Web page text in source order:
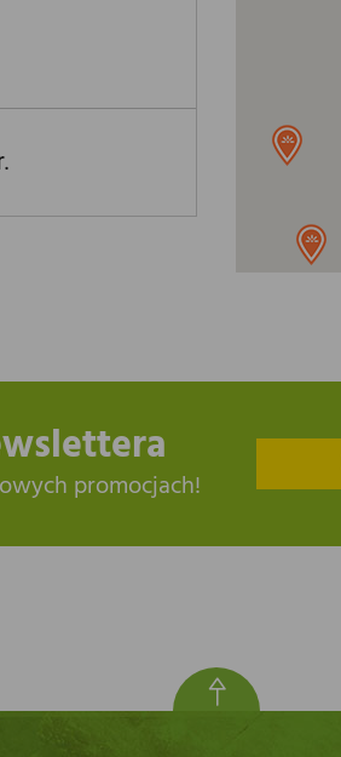
promocjach!